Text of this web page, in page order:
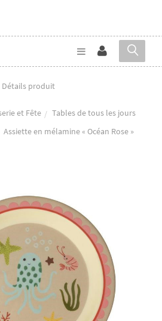
Détails produit
et Fête
Tables de tous les jours
Assiette en mélamine « Océan Rose »